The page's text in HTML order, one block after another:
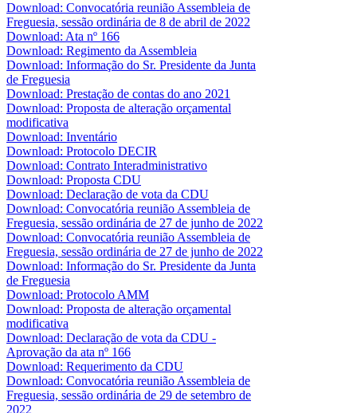
Download: Convocatória reunião Assembleia de
Freguesia, sessão ordinária de 8 de abril de 2022
Download: Ata nº 166
Download: Regimento da Assembleia
Download: Informação do Sr. Presidente da Junta
de Freguesia
Download: Prestação de contas do ano 2021
Download: Proposta de alteração orçamental
modificativa
Download: Inventário
Download: Protocolo DECIR
Download: Contrato Interadministrativo
Download: Proposta CDU
Download: Declaração de vota da CDU
Download: Convocatória reunião Assembleia de
Freguesia, sessão ordinária de 27 de junho de 2022
Download: Convocatória reunião Assembleia de
Freguesia, sessão ordinária de 27 de junho de 2022
Download: Informação do Sr. Presidente da Junta
de Freguesia
Download: Protocolo AMM
Download: Proposta de alteração orçamental
modificativa
Download: Declaração de vota da CDU -
Aprovação da ata nº 166
Download: Requerimento da CDU
Download: Convocatória reunião Assembleia de
Freguesia, sessão ordinária de 29 de setembro de
2022